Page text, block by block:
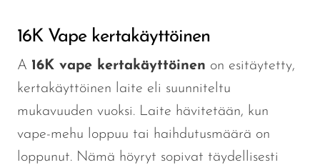
16K Vape kertakäyttöinen
A 16K vape kertakäyttöinen on esitäytetty,
kertakäyttöinen laite eli suunniteltu
mukavuuden vuoksi. Laite hävitetään, kun
vape-mehu loppuu tai haihdutusmäärä on
loppunut. Nämä höyryt sopivat täydellisesti